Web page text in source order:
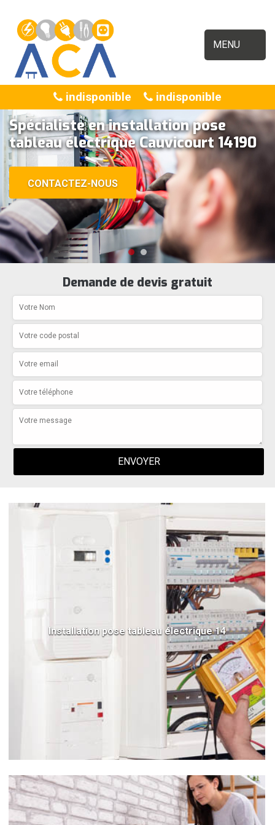
MENU
indisponible indisponible
Spécialiste en installation pose
tableau électrique Cauvicourt 14190
CONTACTEZ-NOUS
Demande de devis gratuit
Installation pose tableau électrique 14